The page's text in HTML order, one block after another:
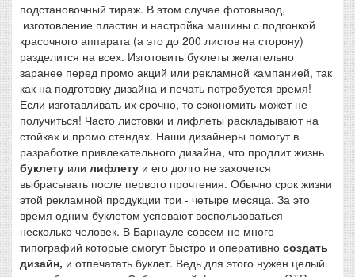
подстановочный тираж. В этом случае фотовывод,
изготовление пластин и настройка машины с подгонкой
красочного аппарата (а это до 200 листов на сторону)
разделится на всех. Изготовить буклеты желательно
заранее перед промо акций или рекламной кампанией, так
как на подготовку дизайна и печать потребуется время!
Если изготавливать их срочно, то сэкономить может не
получиться! Часто листовки и лифлеты раскладывают на
стойках и промо стендах. Наши дизайнеры помогут в
разработке привлекательного дизайна, что продлит жизнь
буклету или лифлету и его долго не захочется
выбрасывать после первого прочтения. Обычно срок жизни
этой рекламной продукции три - четыре месяца. За это
время одним буклетом успевают воспользоваться
несколько человек. В Барнауле совсем не много
типографий которые смогут быстро и оперативно создать
дизайн, и отпечатать буклет. Ведь для этого нужен целый